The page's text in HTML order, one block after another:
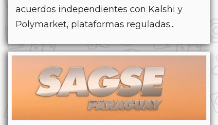
acuerdos independientes con Kalshi y
Polymarket, plataformas reguladas...